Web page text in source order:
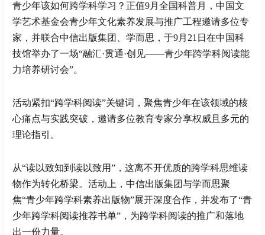
青少年该如何跨学科学习？正值9月全国科普月，中国文
学艺术基金会青少年文化素养发展与推广工程邀请多位专
家，并联合中信出版集团、学而思，于9月21日在中国科
技馆举办了一场“融汇·贯通·创见——青少年跨学科阅读能
力培养研讨会”。
活动紧扣“跨学科阅读”关键词，聚焦青少年在该领域的核
心痛点与实践突破，邀请多位教育专家分享权威且多元的
理论指引。
从“读以致知到读以致用”，这离不开优质的跨学科思维读
物作为转化桥梁。活动上，中信出版集团与学而思聚
焦“青少年跨学科素养出版物”展开深度合作，并发布了“青
少年跨学科阅读推荐书单”，为跨学科阅读的推广和落地
出一份力量。